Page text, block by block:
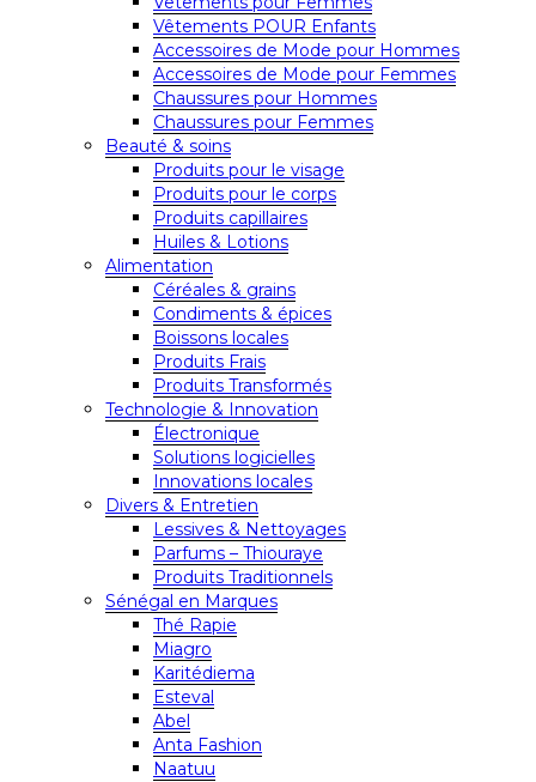
Vêtements POUR Enfants
Accessoires de Mode pour Hommes
Accessoires de Mode pour Femmes
Chaussures pour Hommes
Chaussures pour Femmes
Beauté & soins
Produits pour le visage
Produits pour le corps
Produits capillaires
Huiles & Lotions
Alimentation
Céréales & grains
Condiments & épices
Boissons locales
Produits Frais
Produits Transformés
Technologie & Innovation
Électronique
Solutions logicielles
Innovations locales
Divers & Entretien
Lessives & Nettoyages
Parfums – Thiouraye
Produits Traditionnels
Sénégal en Marques
Thé Rapie
Miagro
Karitédiema
Esteval
Abel
Anta Fashion
Naatuu